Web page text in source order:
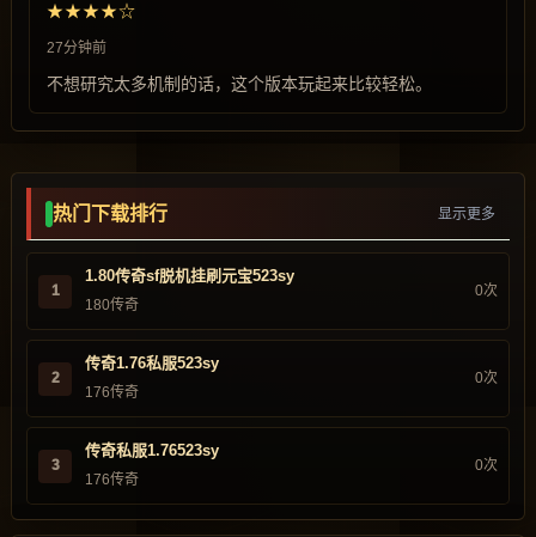
★★★★☆
27分钟前
不想研究太多机制的话，这个版本玩起来比较轻松。
热门下载排行 显示更多
1
1.80传奇sf脱机挂刷元宝523sy
180传奇
0次
2
传奇1.76私服523sy
176传奇
0次
3
传奇私服1.76523sy
176传奇
0次